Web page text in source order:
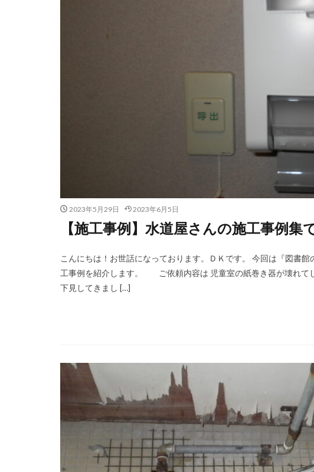
2023年5月29日 2023年6月5日
【施工事例】水道屋さんの施工事例集
こんにちは！お世話になっております。ＤＫです。 今回は『図書
工事例を紹介します。 ご依頼内容は 児童室の紙巻き器が壊れ
下見してきまし […]